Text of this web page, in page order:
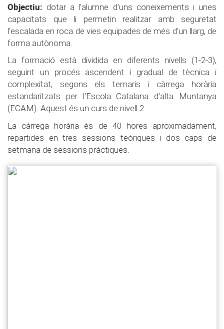
Objectiu: dotar a l'alumne d'uns coneixements i unes
capacitats que li permetin realitzar amb seguretat
l'escalada en roca de vies equipades de més d'un llarg, de
forma autònoma.
La formació està dividida en diferents nivells (1-2-3),
seguint un procés ascendent i gradual de tècnica i
complexitat, segons els temaris i càrrega horària
estandaritzats per l'Escola Catalana d'alta Muntanya
(ECAM). Aquest és un curs de nivell 2.
La càrrega horària és de 40 hores aproximadament,
repartides en tres sessions teòriques i dos caps de
setmana de sessions pràctiques.